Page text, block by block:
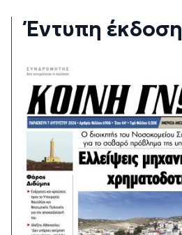
Έντυπη έκδοση